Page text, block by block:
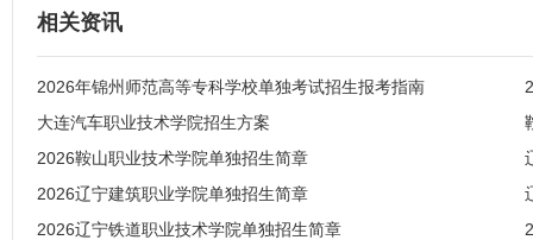
相关资讯
2026年锦州师范高等专科学校单独考试招生报考指南
大连汽车职业技术学院招生方案
2026鞍山职业技术学院单独招生简章
2026辽宁建筑职业学院单独招生简章
2026辽宁铁道职业技术学院单独招生简章